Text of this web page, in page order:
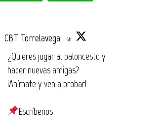
CBT Torrelavega 6h
¿Quieres jugar al baloncesto y
hacer nuevas amigas?
¡Anímate y ven a probar!
Escríbenos